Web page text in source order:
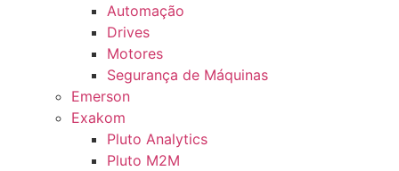
Automação
Drives
Motores
Segurança de Máquinas
Emerson
Exakom
Pluto Analytics
Pluto M2M